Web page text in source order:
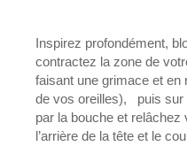
Inspirez profondément,
contractez la zone de
faisant une grimace et en
de vos oreilles), puis sur
par la bouche et relâchez
l’arrière de la tête et le